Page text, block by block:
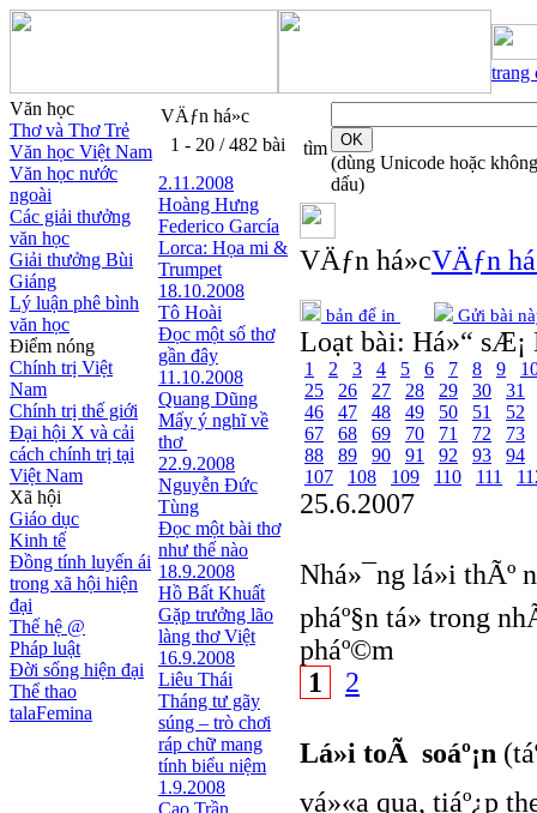
trang
Văn học
Thơ và Thơ Trẻ
Văn học Việt Nam
Văn học nước
ngoài
Các giải thưởng
văn học
Giải thưởng Bùi
Giáng
Lý luận phê bình
văn học
Điểm nóng
Chính trị Việt
Nam
Chính trị thế giới
Đại hội X và cải
cách chính trị tại
Việt Nam
Xã hội
Giáo dục
Kinh tế
Đồng tính luyến ái
trong xã hội hiện
đại
Thế hệ @
Pháp luật
Đời sống hiện đại
Thể thao
talaFemina
VÄƒn há»c
1 - 20 / 482 bài
2.11.2008
Hoàng Hưng
Federico García
Lorca: Họa mi &
Trumpet
18.10.2008
Tô Hoài
Đọc một số thơ
gần đây
11.10.2008
Quang Dũng
Mấy ý nghĩ về
thơ
22.9.2008
Nguyễn Đức
Tùng
Đọc một bài thơ
như thế nào
18.9.2008
Hồ Bất Khuất
Gặp trưởng lão
làng thơ Việt
16.9.2008
Liêu Thái
Tháng tư gãy
súng – trò chơi
ráp chữ mang
tính biểu niệm
1.9.2008
Cao Trần
tìm
(dùng Unicode hoặc không
dấu)
VÄƒn há»cVÄƒn
bản để in Gửi bài
Loạt bài: Há»“ sÆ¡
1 2 3 4 5 6 7 8 9
25
26 27 28 29 30
31
46
47 48 49 50 51
52
67
68 69 70 71 72
73
88
89 90 91 92 93
94
107
108 109 110 111
25.6.2007
Nhá»¯ng lá»i thÃº
pháº§n tá»­ trong
pháº©m
1
2
Lá»i toÃ soáº¡n
vá»«a qua, tiáº¿p